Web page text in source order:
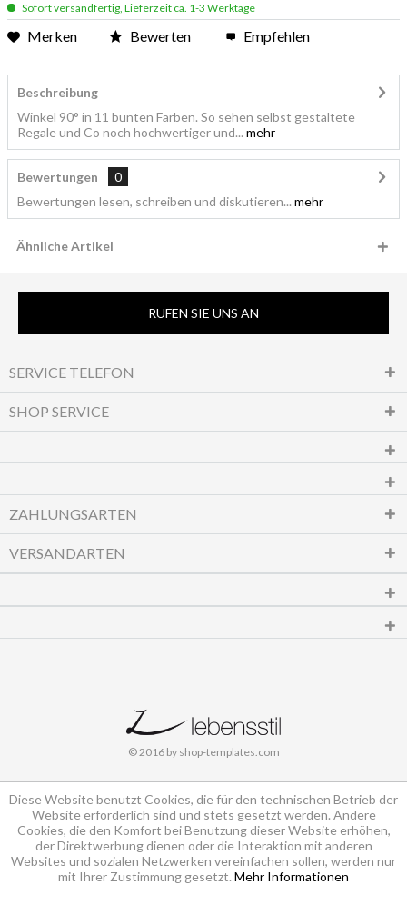
Sofort versandfertig, Lieferzeit ca. 1-3 Werktage
Merken Bewerten Empfehlen
Beschreibung
Winkel 90° in 11 bunten Farben. So sehen selbst gestaltete
Regale und Co noch hochwertiger und... mehr
Bewertungen
0
Bewertungen lesen, schreiben und diskutieren... mehr
Ähnliche Artikel
RUFEN SIE UNS AN
SERVICE TELEFON
SHOP SERVICE
ZAHLUNGSARTEN
VERSANDARTEN
© 2016 by shop-templates.com
Diese Website benutzt Cookies, die für den technischen Betrieb der
Website erforderlich sind und stets gesetzt werden. Andere
Cookies, die den Komfort bei Benutzung dieser Website erhöhen,
der Direktwerbung dienen oder die Interaktion mit anderen
Websites und sozialen Netzwerken vereinfachen sollen, werden nur
mit Ihrer Zustimmung gesetzt. Mehr Informationen